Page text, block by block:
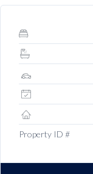
Property ID #